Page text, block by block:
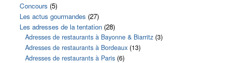
Concours (5)
Les actus gourmandes (27)
Les adresses de la tentation (28)
Adresses de restaurants à Bayonne & Biarritz (3)
Adresses de restaurants à Bordeaux (13)
Adresses de restaurants à Paris (6)